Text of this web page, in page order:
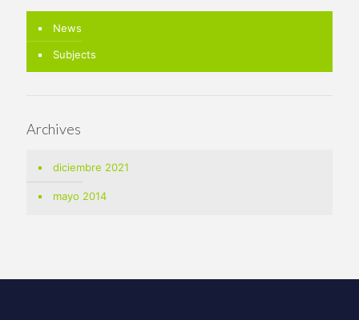
News
Subjects
Archives
diciembre 2021
mayo 2014